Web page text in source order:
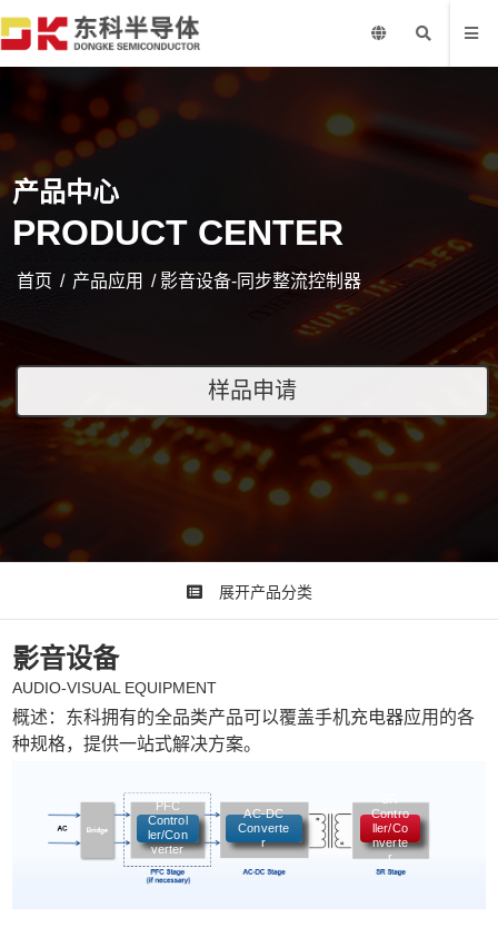
产品中心
PRODUCT CENTER
首页 / 产品应用 / 影音设备-同步整流控制器
样品申请
展开产品分类
影音设备
AUDIO-VISUAL EQUIPMENT
概述：东科拥有的全品类产品可以覆盖手机充电器应用的各
种规格，提供一站式解决方案。
PFC
Control
ler/Con
verter
AC-DC
Converte
r
Contro
ller/Co
nverte
r